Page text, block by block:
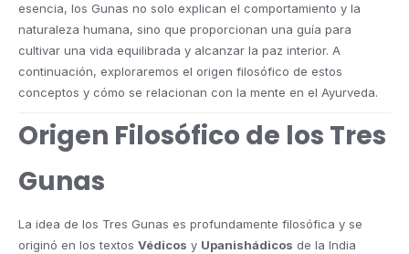
esencia, los Gunas no solo explican el comportamiento y la
naturaleza humana, sino que proporcionan una guía para
cultivar una vida equilibrada y alcanzar la paz interior. A
continuación, exploraremos el origen filosófico de estos
conceptos y cómo se relacionan con la mente en el Ayurveda.
Origen Filosófico de los Tres
Gunas
La idea de los Tres Gunas es profundamente filosófica y se
originó en los textos Védicos y Upanishádicos de la India